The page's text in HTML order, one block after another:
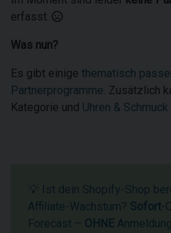
erfasst.
Was nun?
Es gibt einige thematisch
Partnerprogramme. Zusätzlich
Kategorie und Uhren & Schmuck
💡 Ist dein Shopify-Shop
Affiliate-Wachstum? Sofort-
Forecast – OHNE